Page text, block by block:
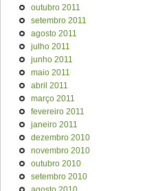
outubro 2011
setembro 2011
agosto 2011
julho 2011
junho 2011
maio 2011
abril 2011
março 2011
fevereiro 2011
janeiro 2011
dezembro 2010
novembro 2010
outubro 2010
setembro 2010